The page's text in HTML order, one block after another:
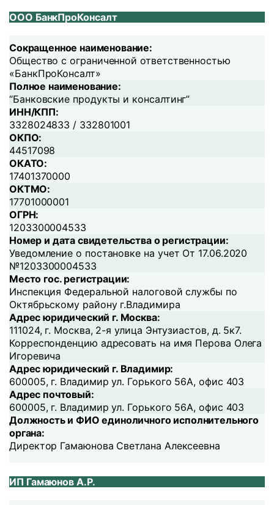
ООО БанкПроКонсалт
Сокращенное наименование:
Общество с ограниченной ответственностью
«БанкПроКонсалт»
Полное наименование:
“Банковские продукты и консалтинг”
ИНН/КПП:
3328024833 / 332801001
ОКПО:
44517098
ОКАТО:
17401370000
ОКТМО:
17701000001
ОГРН:
1203300004533
Номер и дата свидетельства о регистрации:
Уведомление о постановке на учет От 17.06.2020
№1203300004533
Место гос. регистрации:
Инспекция Федеральной налоговой службы по
Октябрьскому району г.Владимира
Адрес юридический г. Москва:
111024, г. Москва, 2-я улица Энтузиастов, д. 5к7.
Корреспонденцию адресовать на имя Перова Олега
Игоревича
Адрес юридический г. Владимир:
600005, г. Владимир ул. Горького 56А, офис 403
Адрес почтовый:
600005, г. Владимир ул. Горького 56А, офис 403
Должность и ФИО единоличного исполнительного
органа:
Директор Гамаюнова Светлана Алексеевна
ИП Гамаюнов А.Р.